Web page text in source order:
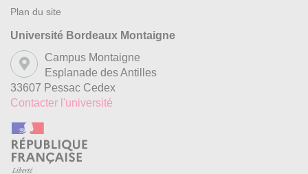
Plan du site
Université Bordeaux Montaigne
Campus Montaigne
Esplanade des Antilles
33607 Pessac Cedex
Contacter l'université